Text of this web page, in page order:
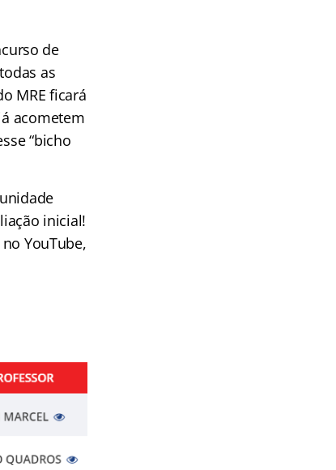
de
as
MRE ficará
acometem
“bicho
inicial!
YouTube,